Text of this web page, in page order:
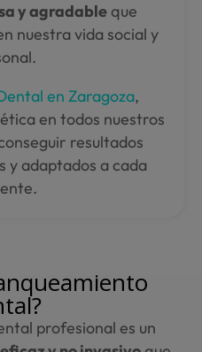
y agradableque
nuestra vida social y
en Zaragoza,
en todos nuestros
resultados
y adaptados a cada
profesional es un